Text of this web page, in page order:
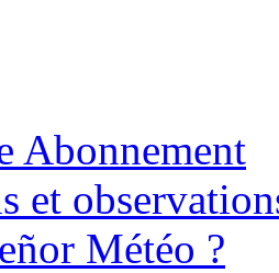
Abonnement
et
Météo ?